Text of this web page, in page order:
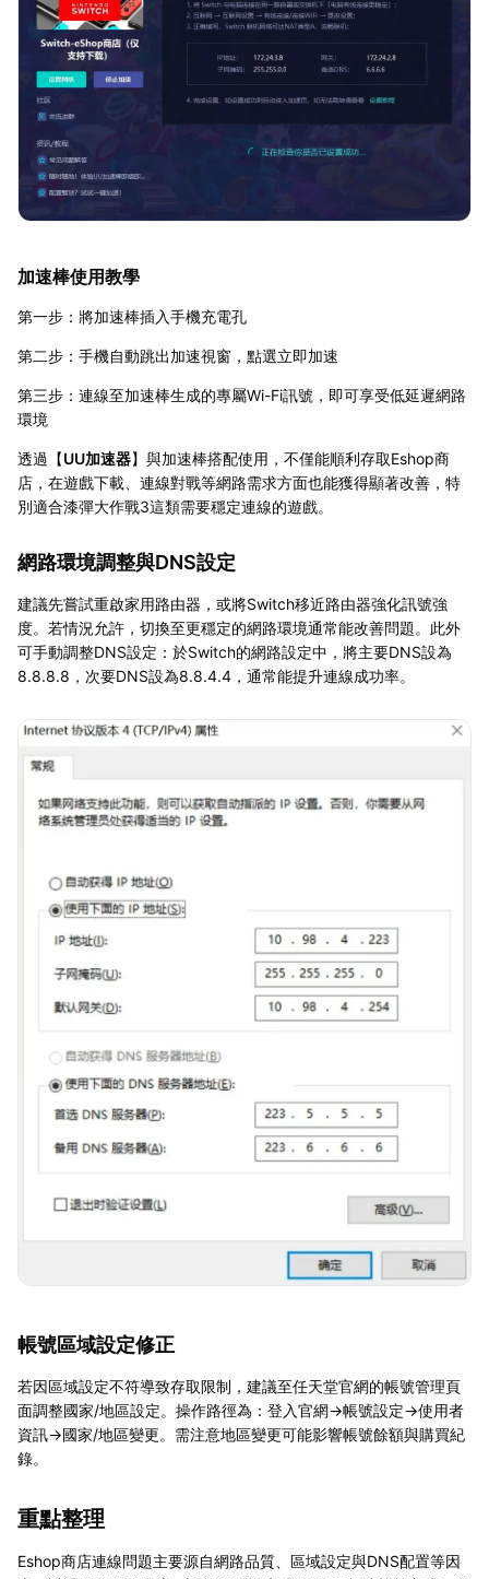
加速棒使用教學
第一步：將加速棒插入手機充電孔
第二步：手機自動跳出加速視窗，點選立即加速
第三步：連線至加速棒生成的專屬Wi-Fi訊號，即可享受低延遲網路
環境
透過【UU加速器】與加速棒搭配使用，不僅能順利存取Eshop商
店，在遊戲下載、連線對戰等網路需求方面也能獲得顯著改善，特
別適合漆彈大作戰3這類需要穩定連線的遊戲。
網路環境調整與DNS設定
建議先嘗試重啟家用路由器，或將Switch移近路由器強化訊號強
度。若情況允許，切換至更穩定的網路環境通常能改善問題。此外
可手動調整DNS設定：於Switch的網路設定中，將主要DNS設為
8.8.8.8，次要DNS設為8.8.4.4，通常能提升連線成功率。
帳號區域設定修正
若因區域設定不符導致存取限制，建議至任天堂官網的帳號管理頁
面調整國家/地區設定。操作路徑為：登入官網→帳號設定→使用者
資訊→國家/地區變更。需注意地區變更可能影響帳號餘額與購買紀
錄。
重點整理
Eshop商店連線問題主要源自網路品質、區域設定與DNS配置等因